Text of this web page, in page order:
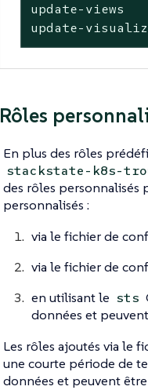
update-
update-
Rôles
En plus des rôles
stackstate-k8s-
des rôles personnalisés
personnalisés :
via le fichier de
via le fichier de
en utilisant le sts
données et
Les rôles ajoutés via le
une courte période de
données et peuvent